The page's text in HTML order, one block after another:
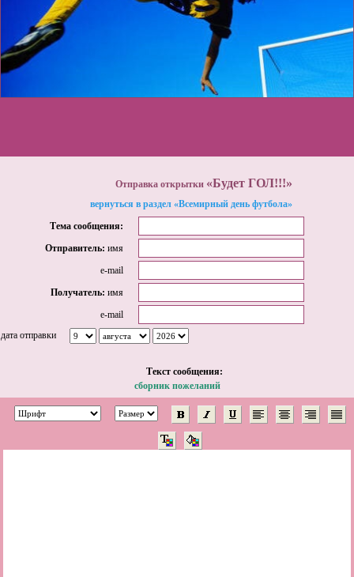
Отправка открытки «Будет ГОЛ!!!»
вернуться в раздел «Всемирный день футбола»
Тема сообщения:
Отправитель: имя
e-mail
Получатель: имя
e-mail
дата отправки
Tекст сообщения:
сборник пожеланий